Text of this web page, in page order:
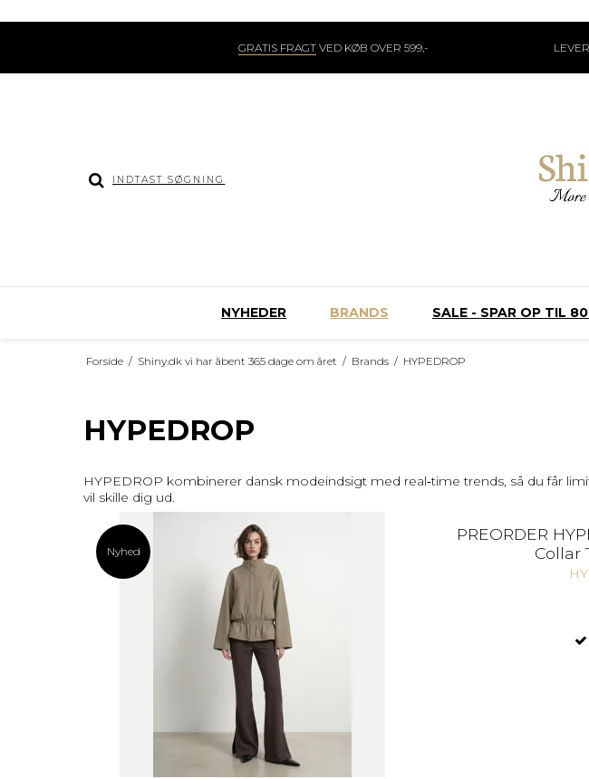
GRATIS FRAGTVED KØB OVER 599,-
NYHEDER BRANDS SALE - SPAR OP TIL
Forside / Shiny.dk vi har åbent 365 dage om året / Brands / HYPEDROP
HYPEDROP
HYPEDROP kombinerer dansk modeindsigt med real‑time trends, så du får
vil skille dig ud.
Nyhed
PREORDER
Collar